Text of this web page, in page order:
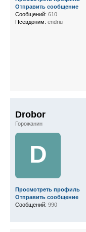
Отправить сообщение
Сообщений: 610
Псевдоним: endriu
Drobor
Горожанин
D
Просмотреть профиль
Отправить сообщение
Сообщений: 990